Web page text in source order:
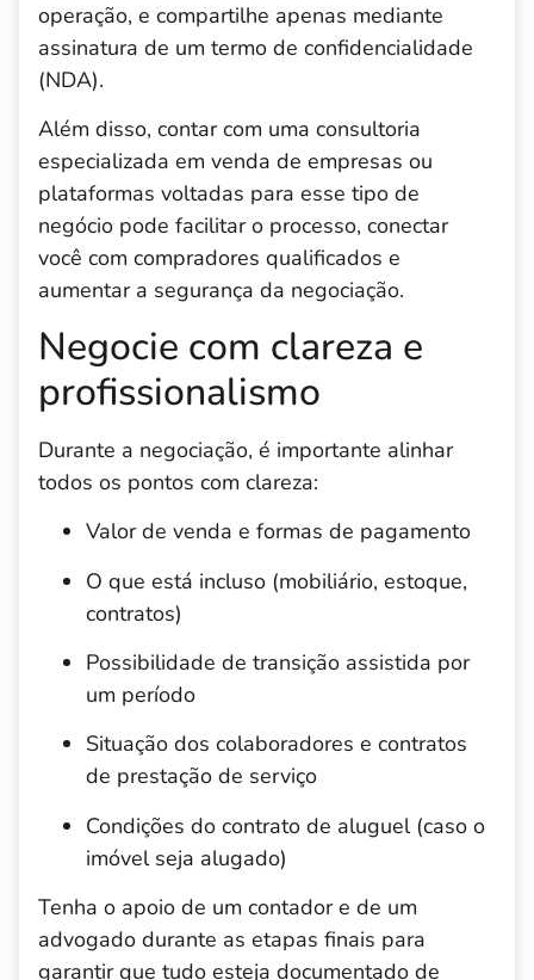
operação, e compartilhe apenas mediante
assinatura de um termo de confidencialidade
(NDA).
Além disso, contar com uma consultoria
especializada em venda de empresas ou
plataformas voltadas para esse tipo de
negócio pode facilitar o processo, conectar
você com compradores qualificados e
aumentar a segurança da negociação.
Negocie com clareza e
profissionalismo
Durante a negociação, é importante alinhar
todos os pontos com clareza:
Valor de venda e formas de pagamento
O que está incluso (mobiliário, estoque,
contratos)
Possibilidade de transição assistida por
um período
Situação dos colaboradores e contratos
de prestação de serviço
Condições do contrato de aluguel (caso o
imóvel seja alugado)
Tenha o apoio de um contador e de um
advogado durante as etapas finais para
garantir que tudo esteja documentado de